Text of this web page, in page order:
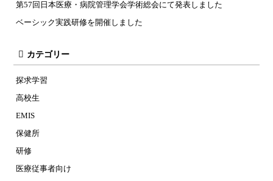
第57回日本医療・病院管理学会学術総会にて発表しました
ベーシック実践研修を開催しました
カテゴリー
探求学習
高校生
EMIS
保健所
研修
医療従事者向け